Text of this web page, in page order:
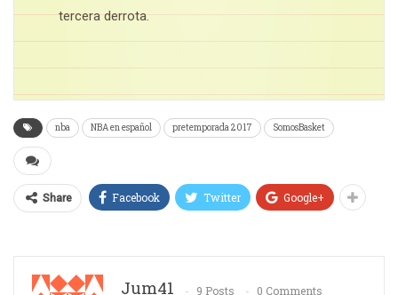
tercera derrota.
nba NBA en español pretemporada 2017 SomosBasket
Share Facebook Twitter Google+
Jum41 9 Posts 0 Comments